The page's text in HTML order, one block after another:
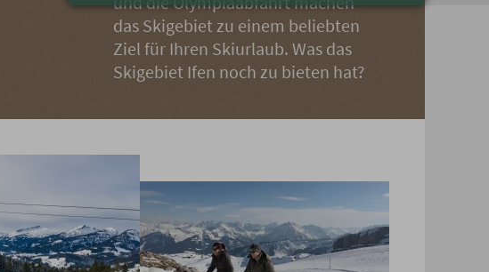
das Skigebiet zu einem beliebten
Ziel für Ihren Skiurlaub. Was das
Skigebiet Ifen noch zu bieten hat?